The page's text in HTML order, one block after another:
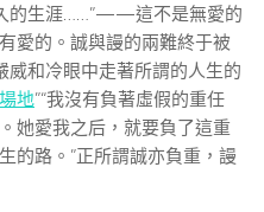
的生涯……”——這不是無愛的
愛的。誠與謾的兩難終于被
和冷眼中走著所謂的人生的
地”“我沒有負著虛假的重任
她愛我之后，就要負了這重
的路。”正所謂誠亦負重，謾